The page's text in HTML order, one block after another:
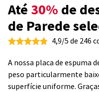
Até 30% de
de Parede
4,9/5 de 246
A nossa placa de espuma
peso particularmente
superfície uniforme.